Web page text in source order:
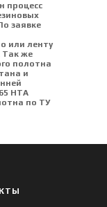
процесс
заявке
или ленту
же
полотна
и
НТА
по ТУ